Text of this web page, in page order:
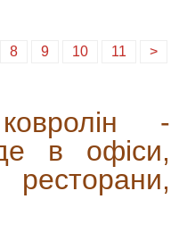
8 9 10 11
>
-
в офіси,
ресторани,